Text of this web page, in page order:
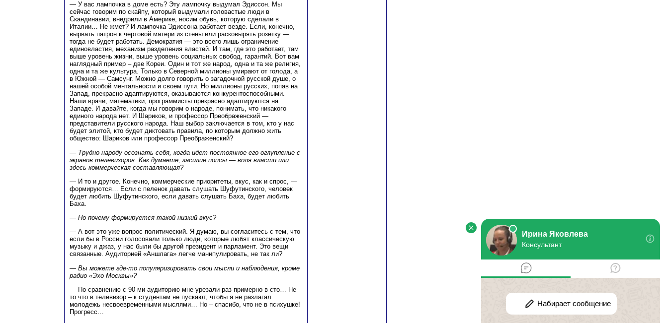
— У вас лампочка в доме есть? Эту лампочку выдумал Эдиссон. Мы
сейчас говорим по скайпу, который выдумали головастые люди в
Скандинавии, внедрили в Америке, носим обувь, которую сделали в
Италии… Не жмет? И лампочка Эдиссона работает везде. Если, конечно,
вырвать патрон к чертовой матери из стены или расковырять розетку —
тогда не будет работать. Демократия — это всего лишь ограничение
единовластия, механизм разделения властей. И там, где это работает, там
выше уровень жизни, выше уровень социальных свобод, гарантий. Вот вам
наглядный пример – две Кореи. Один и тот же народ, одна и та же религия,
одна и та же культура. Только в Северной миллионы умирают от голода, а
в Южной — Самсунг. Можно долго говорить о загадочной русской душе, о
нашей особой ментальности и своем пути. Но миллионы русских, попав на
Запад, прекрасно адаптируются, оказываются конкурентоспособными.
Наши врачи, математики, программисты прекрасно адаптируются на
Западе. И давайте, когда мы говорим о народе, понимать, что никакого
единого народа нет. И Шариков, и профессор Преображенский —
представители русского народа. Наш выбор заключается в том, кто у нас
будет элитой, кто будет диктовать правила, по которым должно жить
общество: Шариков или профессор Преображенский?
— Трудно народу осознать себя, когда идет постоянное его оглупление с
экранов телевизоров. Как думаете, засилие попсы — воля власти или
здесь коммерческая составляющая?
— И то и другое. Конечно, коммерческие приоритеты, вкус, как и спрос, —
формируются… Если с пеленок давать слушать Шуфутинского, человек
будет любить Шуфутинского, если давать слушать Баха, будет любить
Баха.
— Но почему формируется такой низкий вкус?
— А вот это уже вопрос политический. Я думаю, вы согласитесь с тем, что
если бы в России голосовали только люди, которые любят классическую
музыку и джаз, у нас были бы другой президент и парламент. Это вещи
связанные. Аудиторией «Аншлага» легче манипулировать, не так ли?
— Вы можете где-то популяризировать свои мысли и наблюдения, кроме
радио «Эхо Москвы»?
— По сравнению с 90-ми аудиторию мне урезали раз примерно в сто… Не
то что в телевизор – к студентам не пускают, чтобы я не разлагал
молодежь несвоевременными мыслями… Но – спасибо, что не в психушке!
Прогресс…